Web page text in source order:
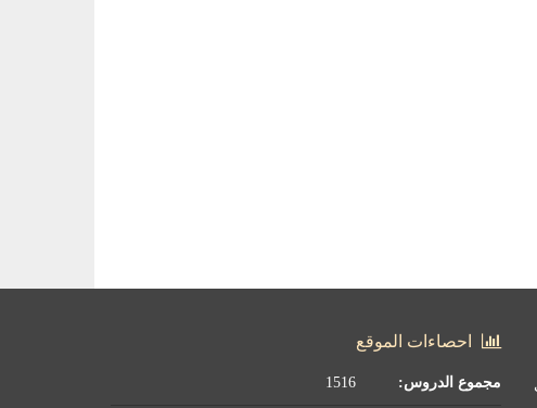
احصاءات الموقع
مجموع الدروس: